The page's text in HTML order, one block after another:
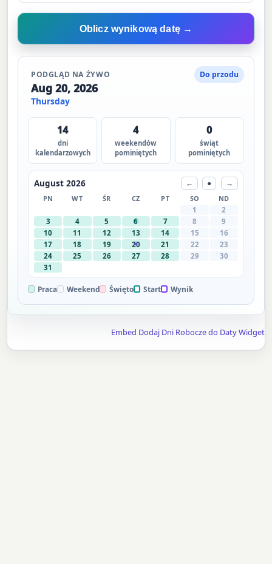
Oblicz wynikową datę →
PODGLĄD NA ŻYWO
Aug 20, 2026
Thursday
Do przodu
14
dni
kalendarzowych
4
weekendów
pominiętych
0
świąt
pominiętych
August 2026 ← ● →
PN WT ŚR CZ PT SO
ND
1
2
3
4 5 6 7 8
9
10
11 12 13 14 15
16
17
18 19 20 21 22
23
24
25 26 27 28 29
30
31
Praca Weekend Święto Start Wynik
Embed Dodaj Dni Robocze do Daty Widget